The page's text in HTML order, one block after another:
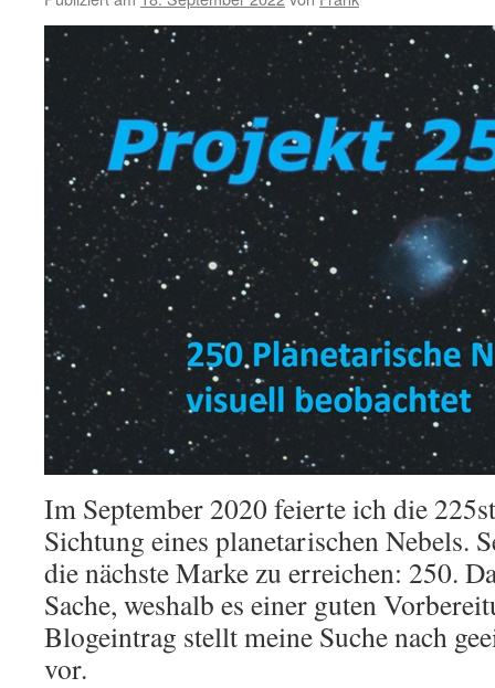
Im September 2020 feierte ich die
Sichtung eines planetarischen Nebels.
die nächste Marke zu erreichen: 250.
Sache, weshalb es einer guten
Blogeintrag stellt meine Suche nach
vor.